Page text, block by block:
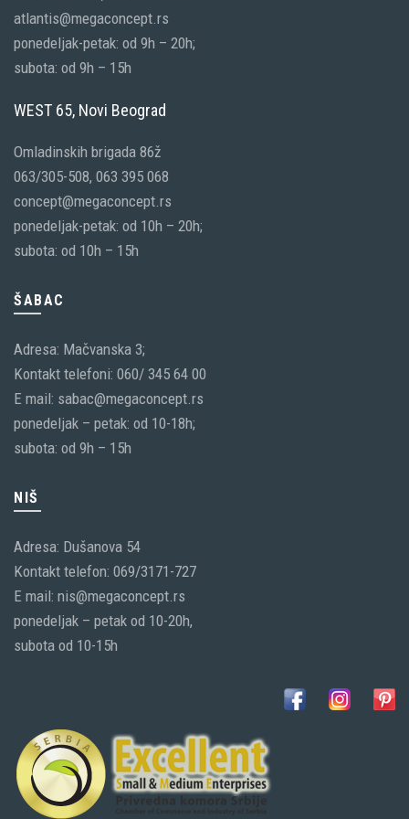
atlantis@megaconcept.rs
ponedeljak-petak: od 9h – 20h;
subota: od 9h – 15h
WEST 65, Novi Beograd
Omladinskih brigada 86ž
063/305-508, 063 395 068
concept@megaconcept.rs
ponedeljak-petak: od 10h – 20h;
subota: od 10h – 15h
ŠABAC
Adresa: Mačvanska 3;
Kontakt telefoni: 060/ 345 64 00
E mail: sabac@megaconcept.rs
ponedeljak – petak: od 10-18h;
subota: od 9h – 15h
NIŠ
Adresa: Dušanova 54
Kontakt telefon: 069/3171-727
E mail: nis@megaconcept.rs
ponedeljak – petak od 10-20h,
subota od 10-15h